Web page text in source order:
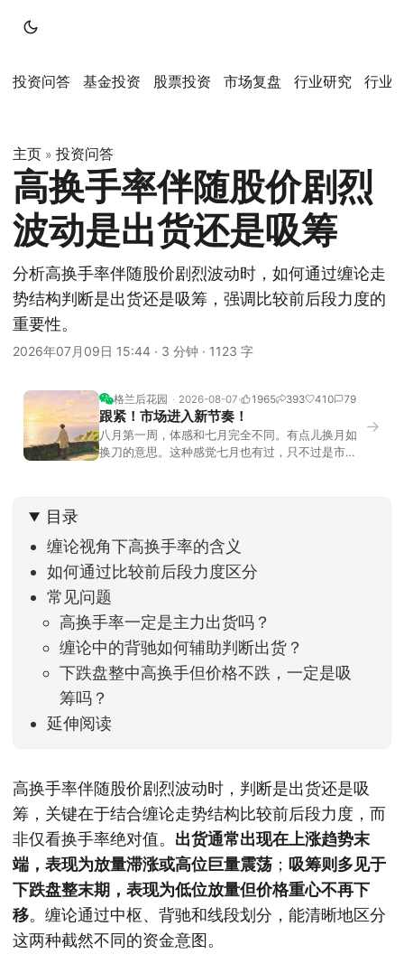
投资问答 基金投资 股票投资 市场复盘 行业研究 行业
主页 » 投资问答
高换手率伴随股价剧烈
波动是出货还是吸筹
分析高换手率伴随股价剧烈波动时，如何通过缠论走
势结构判断是出货还是吸筹，强调比较前后段力度的
重要性。
2026年07月09日 15:44 · 3 分钟 · 1123 字
格兰后花园 2026-08-07 1965 393 410 79
跟紧！市场进入新节奏！
八月第一周，体感和七月完全不同。有点儿换月如
换刀的意思。这种感觉七月也有过，只不过是市场
家感受到了春天般的暖风。指数涨了百点，交易额
回暖到2
→
目录
缠论视角下高换手率的含义
如何通过比较前后段力度区分
常见问题
高换手率一定是主力出货吗？
缠论中的背驰如何辅助判断出货？
下跌盘整中高换手但价格不跌，一定是吸
筹吗？
延伸阅读
高换手率伴随股价剧烈波动时，判断是出货还是吸
筹，关键在于结合缠论走势结构比较前后段力度，而
非仅看换手率绝对值。 出货通常出现在上涨趋势末
端，表现为放量滞涨或高位巨量震荡 ； 吸筹则多见于
下跌盘整末期，表现为低位放量但价格重心不再下
移。缠论通过中枢、背驰和线段划分，能清晰地区分
这两种截然不同的资金意图。